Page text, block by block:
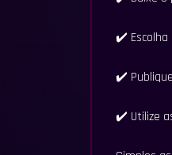
✔️ Escolha
✔️
✔️ Utilize